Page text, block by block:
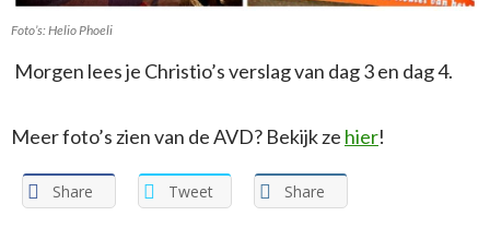
Foto’s: Helio Phoeli
Morgen lees je Christio’s verslag van dag 3 en dag 4.
Meer foto’s zien van de AVD? Bekijk ze hier!
Share Tweet Share